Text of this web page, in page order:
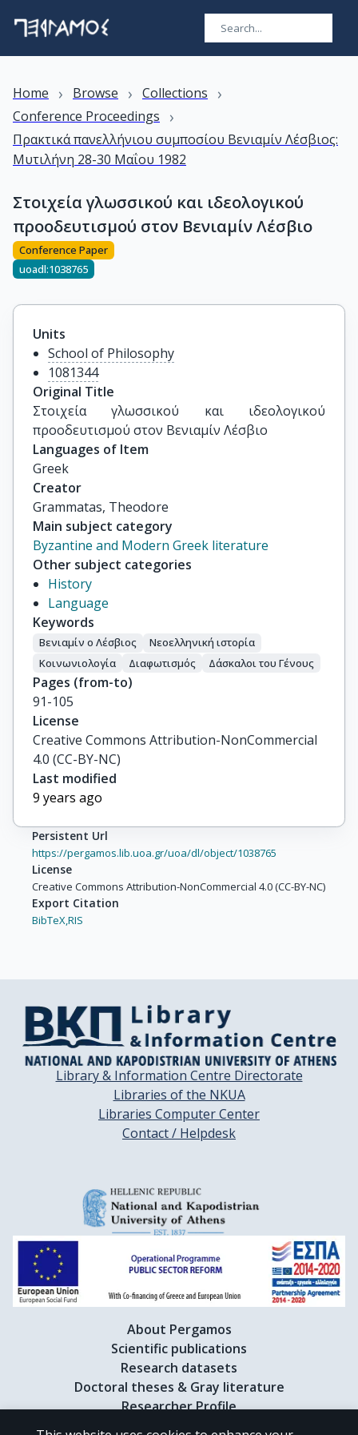
Home › Browse › Collections ›
Conference Proceedings ›
Πρακτικά πανελλήνιου συμποσίου Βενιαμίν Λέσβιος:
Μυτιλήνη 28-30 Μαΐου 1982
Στοιχεία γλωσσικού και ιδεολογικού
προοδευτισμού στον Βενιαμίν Λέσβιο
Conference Paper
uoadl:1038765
Units
School of Philosophy
1081344
Original Title
Στοιχεία γλωσσικού και ιδεολογικού
προοδευτισμού στον Βενιαμίν Λέσβιο
Languages of Item
Greek
Creator
Grammatas, Theodore
Main subject category
Byzantine and Modern Greek literature
Other subject categories
History
Language
Keywords
Βενιαμίν ο Λέσβιος
Νεοελληνική ιστορία
Κοινωνιολογία
Διαφωτισμός Δάσκαλοι του Γένους
Pages (from-to)
91-105
License
Creative Commons Attribution-NonCommercial
4.0 (CC-BY-NC)
Last modified
9 years ago
Persistent Url
https://pergamos.lib.uoa.gr/uoa/dl/object/1038765
License
Creative Commons Attribution-NonCommercial 4.0 (CC-BY-NC)
Export Citation
BibTeX,RIS
Library & Information Centre Directorate
Libraries of the NKUA
Libraries Computer Center
Contact / Helpdesk
About Pergamos
Scientific publications
Research datasets
Doctoral theses & Gray literature
Researcher Profile